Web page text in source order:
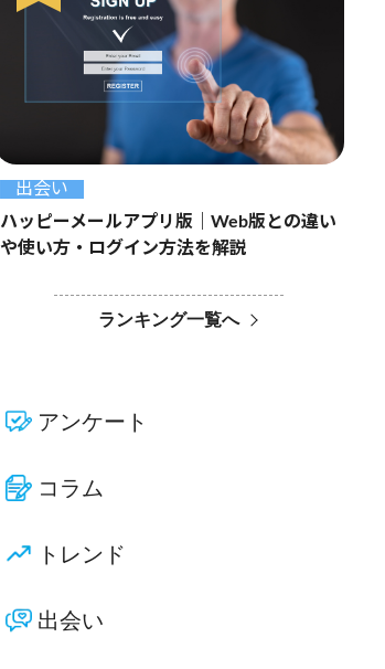
出会い
ハッピーメールアプリ版｜Web版との違い
や使い方・ログイン方法を解説
ランキング一覧へ
アンケート
コラム
トレンド
出会い